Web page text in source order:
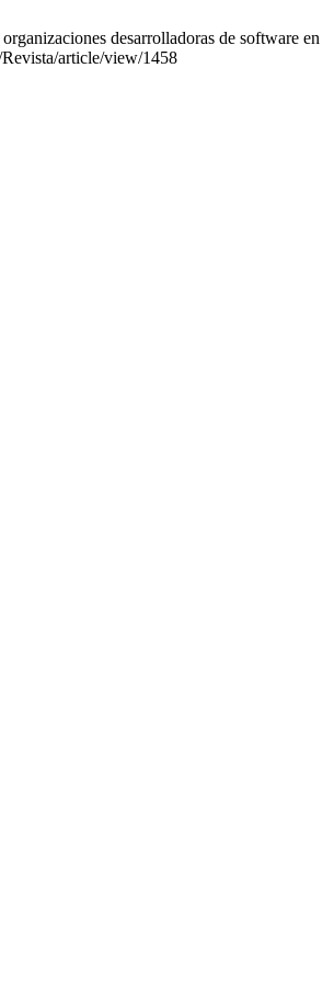
desarrolladoras de software en
article/view/1458